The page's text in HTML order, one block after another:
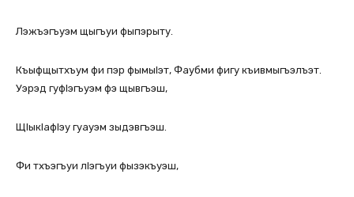
Лэжъэгъуэм щыгъуи фыпэрыту.
Къыфщытхъум фи пэр фымыIэт, Фаубми фигу къивмыгъэлъэт.
Уэрэд гуфIэгъуэм фэ щывгъэш,
ЩIыкIафIэу гуауэм зыдэвгъэш.
Фи тхъэгъуи лIэгъуи фызэкъуэш,